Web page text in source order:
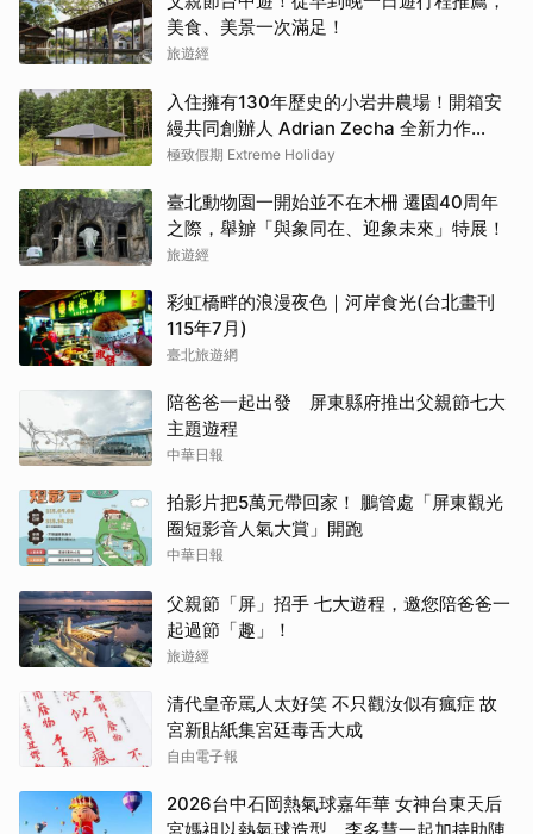
美食、美景一次滿足！
旅遊經
入住擁有130年歷史的小岩井農場！開箱安
縵共同創辦人 Adrian Zecha 全新力作
「AZUMA FARM KOIWAI」體驗最高級的
極致假期 Extreme Holiday
臺北動物園一開始並不在木柵 遷園40周年
之際，舉辧「與象同在、迎象未來」特展！
旅遊經
彩虹橋畔的浪漫夜色｜河岸食光(台北畫刊
115年7月)
臺北旅遊網
陪爸爸一起出發 屏東縣府推出父親節七大
主題遊程
中華日報
拍影片把5萬元帶回家！ 鵬管處「屏東觀光
圈短影音人氣大賞」開跑
中華日報
父親節「屏」招手 七大遊程，邀您陪爸爸一
起過節「趣」！
旅遊經
清代皇帝罵人太好笑 不只觀汝似有瘋症 故
宮新貼紙集宮廷毒舌大成
自由電子報
2026台中石岡熱氣球嘉年華 女神台東天后